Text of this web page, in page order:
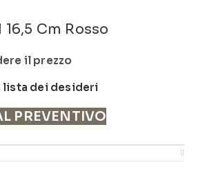
Cm Rosso
il prezzo
lista dei desideri
PREVENTIVO